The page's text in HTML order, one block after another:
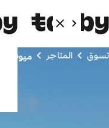
تسوق المتاجر ميوفيجن